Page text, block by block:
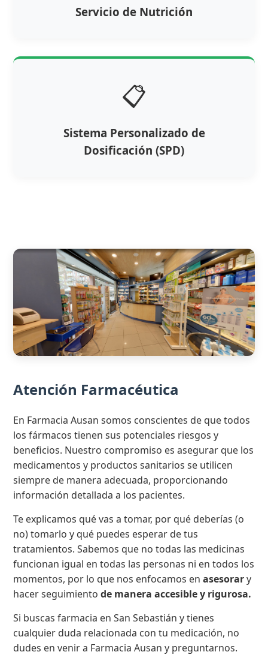
Servicio de Nutrición
📋
Sistema Personalizado de
Dosificación (SPD)
Atención Farmacéutica
En Farmacia Ausan somos conscientes de que todos
los fármacos tienen sus potenciales riesgos y
beneficios. Nuestro compromiso es asegurar que los
medicamentos y productos sanitarios se utilicen
siempre de manera adecuada, proporcionando
información detallada a los pacientes.
Te explicamos qué vas a tomar, por qué deberías (o
no) tomarlo y qué puedes esperar de tus
tratamientos. Sabemos que no todas las medicinas
funcionan igual en todas las personas ni en todos los
momentos, por lo que nos enfocamos enasesorary
hacer seguimientode manera accesible y rigurosa.
Si buscas farmacia en San Sebastián y tienes
cualquier duda relacionada con tu medicación, no
dudes en venir a Farmacia Ausan y preguntarnos.